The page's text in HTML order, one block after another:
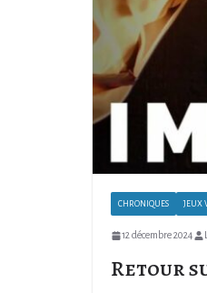
CHRONIQUES JEUX
12 décembre 2024
Retour